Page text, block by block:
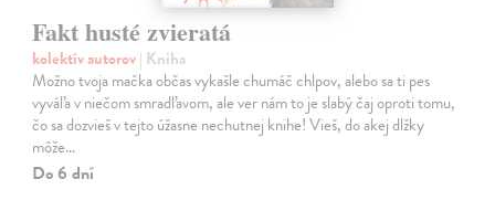
Fakt husté zvieratá
kolektív autorov| Kniha
Možno tvoja mačka občas vykašle chumáč chlpov, alebo sa ti pes
vyváľa v niečom smradľavom, ale ver nám to je slabý čaj oproti tomu,
čo sa dozvieš v tejto úžasne nechutnej knihe! Vieš, do akej dlžky
môže…
Do 6 dní